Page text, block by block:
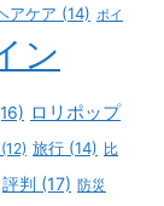
アケア (14) ボイ
ン
ロリポップ
(12) 旅行 (14) 比
評判 (17) 防災